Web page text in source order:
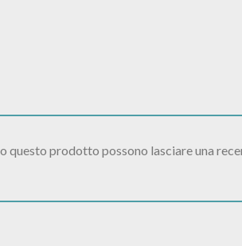
questo prodotto possono lasciare una